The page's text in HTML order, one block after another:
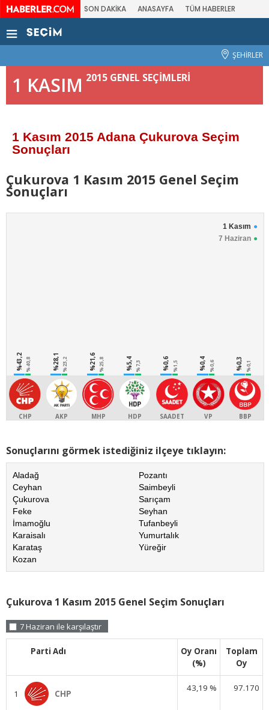
SON DAKİKA ANASAYFA TÜM HABERLER
ŞEHİRLER
1 KASIM 2015 GENEL SEÇİMLERİ
1 Kasım 2015 Adana Çukurova Seçim
Sonuçları
Çukurova 1 Kasım 2015 Genel Seçim
Sonuçları
1 Kasım
7 Haziran
%43,2 %40,8
CHP
%28,1 %23,2
AKP
%21,6 %25,8
MHP
%5,4 %7,3
HDP
%0,6 %1,5
SAADET
%0,4 %0,6
VP
%0,3 %0,1
BBP
Sonuçlarını görmek istediğiniz ilçeye tıklayın:
Aladağ
Ceyhan
Çukurova
Feke
İmamoğlu
Karaisalı
Karataş
Kozan
Pozantı
Saimbeyli
Sarıçam
Seyhan
Tufanbeyli
Yumurtalık
Yüreğir
Çukurova 1 Kasım 2015 Genel Seçim Sonuçları
7 Haziran ile karşılaştır
Parti Adı
Oy Oranı
(%)
Toplam
Oy
1 CHP
43,19 % 97.170